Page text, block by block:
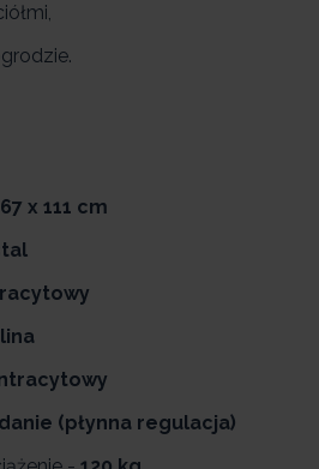
x 111 cm
(płynna regulacja)